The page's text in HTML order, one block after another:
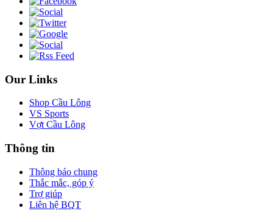
Our Links
Shop Cầu Lông
VS Sports
Vợt Cầu Lông
Thông tin
Thông báo chung
Thắc mắc, góp ý
Trợ giúp
Liên hệ BQT